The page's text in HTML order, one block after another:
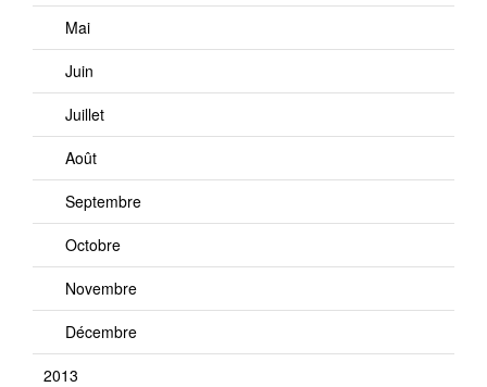
Mai
Juin
Juillet
Août
Septembre
Octobre
Novembre
Décembre
2013